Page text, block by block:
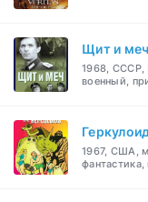
Щит и меч
1968, СССР,
военный,
1967, США,